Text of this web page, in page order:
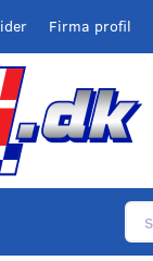
Firma profil